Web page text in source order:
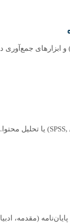
ابزارهای جمع‌آوری
(مقدمه،